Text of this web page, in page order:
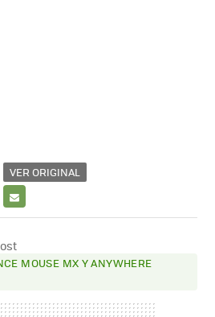
VER ORIGINAL
E-
MAIL
MOUSE MX Y ANYWHERE